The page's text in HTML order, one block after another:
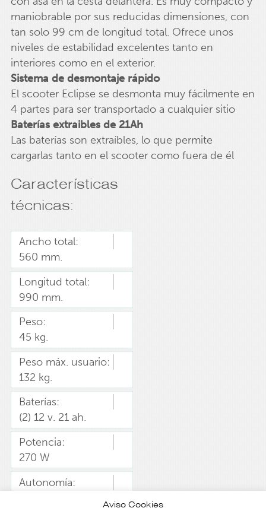
maniobrable por sus reducidas dimensiones, con
tan solo 99 cm de longitud total. Ofrece unos
niveles de estabilidad excelentes tanto en
interiores como en el exterior.
Sistema de desmontaje rápido
El scooter Eclipse se desmonta muy fácilmente en
4 partes para ser transportado a cualquier sitio
Baterías extraibles de 21Ah
Las baterías son extraíbles, lo que permite
cargarlas tanto en el scooter como fuera de él
Características
técnicas:
Ancho total:
560 mm.
Longitud total:
990 mm.
Peso:
45 kg.
Peso máx. usuario:
132 kg.
Baterías:
(2) 12 v. 21 ah.
Potencia:
270 W
Autonomía:
Aviso Cookies